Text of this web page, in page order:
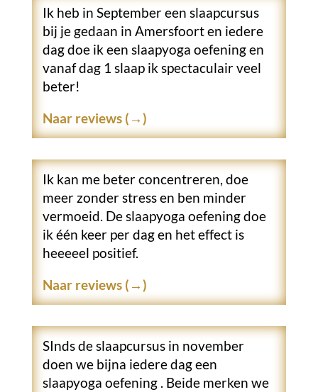
Ik heb in September een slaapcursus
bij je gedaan in Amersfoort en iedere
dag doe ik een slaapyoga oefening en
vanaf dag 1 slaap ik spectaculair veel
beter!
Naar reviews (→)
Ik kan me beter concentreren, doe
meer zonder stress en ben minder
vermoeid. De slaapyoga oefening doe
ik één keer per dag en het effect is
heeeeel positief.
Naar reviews (→)
SInds de slaapcursus in november
doen we bijna iedere dag een
slaapyoga oefening . Beide merken we